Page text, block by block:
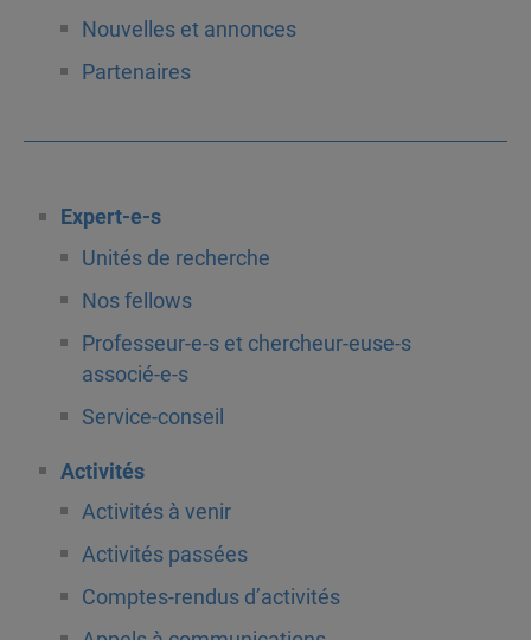
Nouvelles et annonces
Partenaires
Expert-e-s
Unités de recherche
Nos fellows
Professeur-e-s et chercheur-euse-s
associé-e-s
Service-conseil
Activités
Activités à venir
Activités passées
Comptes-rendus d’activités